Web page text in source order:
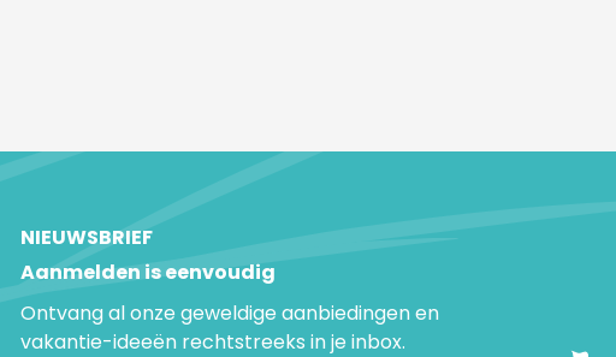
NIEUWSBRIEF
Aanmelden is eenvoudig
Ontvang al onze geweldige aanbiedingen en
vakantie-ideeën rechtstreeks in je inbox.